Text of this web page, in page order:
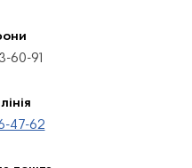
60-91
47-62